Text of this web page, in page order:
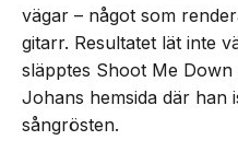
vägar – något som
gitarr. Resultatet lät inte
släpptes Shoot Me
Johans hemsida där han
sångrösten.